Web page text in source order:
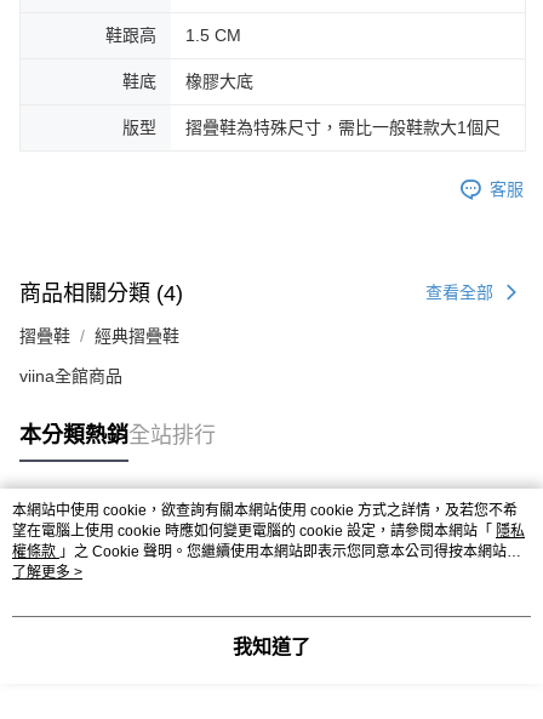
鞋跟高 1.5 CM
鞋底 橡膠大底
版型 摺疊鞋為特殊尺寸，需比一般鞋款大1個尺
客服
商品相關分類 (4) 查看全部
摺疊鞋 經典摺疊鞋
viina全館商品
本分類熱銷全站排行
熱門標籤
本網站中使用 cookie，欲查詢有關本網站使用 cookie 方式之詳情，及若您不希
望在電腦上使用 cookie 時應如何變更電腦的 cookie 設定，請參閱本網站「 隱私
權條款 」之 Cookie 聲明。您繼續使用本網站即表示您同意本公司得按本網站使
用條款之 Cookie 聲明使用 cookie。
了解更多 >
我知道了